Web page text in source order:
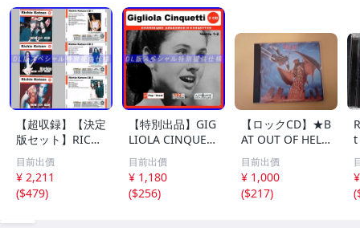
【超収録】【決定
版セット】RICHI
E KOTZEN CD1+
2+3 厳選プレミア
音源集 MP3CD-D
LVer 3ディスク⊿
目前出價
¥ 2,211
($479)
【特別出品】GIG
LIOLA CINQUET
TI 〔パート1〕 C
D1&2 精選集 音
楽DL(MP3CD) 2D
ISC〆
目前出價
¥ 1,180
($256)
【ロックCD】★B
AT OUT OF HELL
II: BACK INTO H
ELL ☆ MEAT L
OAF ミート・ロ
ーフ
目前出價
¥ 1,000
($217)
t
(